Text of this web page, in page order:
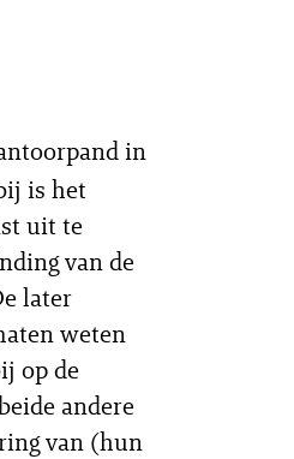
in
is het
uit te
van de
later
weten
op de
andere
van (hun